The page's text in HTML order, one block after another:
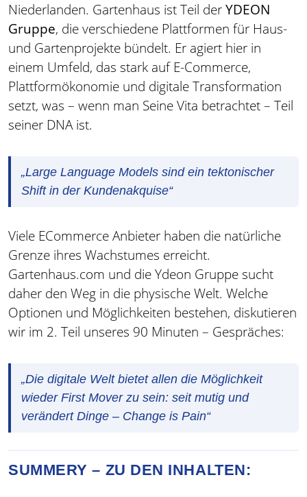
Niederlanden. Gartenhaus ist Teil derYDEON
Gruppe, die verschiedene Plattformen für Haus-
und Gartenprojekte bündelt. Er agiert hier in
einem Umfeld, das stark auf E-Commerce,
Plattformökonomie und digitale Transformation
setzt, was – wenn man Seine Vita betrachtet – Teil
seiner DNA ist.
„Large Language Models sind ein tektonischer
Shift in der Kundenakquise“
Viele ECommerce Anbieter haben die natürliche
Grenze ihres Wachstumes erreicht.
Gartenhaus.com und die Ydeon Gruppe sucht
daher den Weg in die physische Welt. Welche
Optionen und Möglichkeiten bestehen, diskutieren
wir im 2. Teil unseres 90 Minuten – Gespräches:
„Die digitale Welt bietet allen die Möglichkeit
wieder First Mover zu sein: seit mutig und
verändert Dinge – Change is Pain“
SUMMERY – ZU DEN INHALTEN: